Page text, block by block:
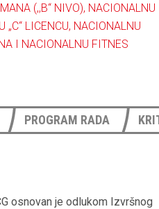
(,,B“ NIVO), NACIONALNU
„C“ LICENCU, NACIONALNU
I NACIONALNU FITNES
PROGRAM RADA
osnovan je odlukom Izvršnog